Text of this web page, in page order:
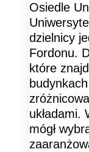
Osiedle
dzielnicy
Fordonu.
które
układami.
mógł